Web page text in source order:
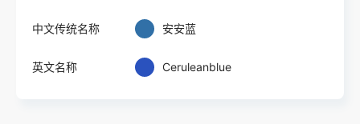
中文传统名称 安安蓝
英文名称 Ceruleanblue